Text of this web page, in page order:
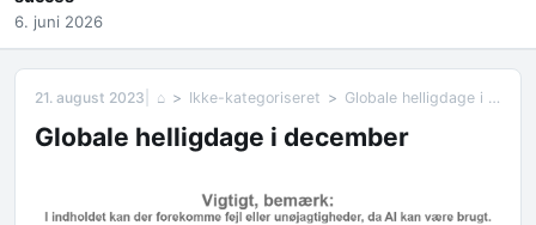
6. juni 2026
21. august 2023 ⌂ Ikke-kategoriseret Globale helligdage i december
Globale helligdage i december